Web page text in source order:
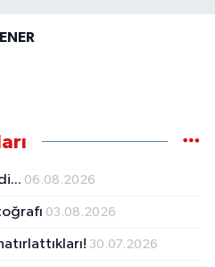
06.08.2026
03.08.2026
30.07.2026